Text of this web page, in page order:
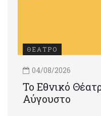
ΘΕΑΤΡΟ
04/08/2026
Το Εθνικό
Αύγουστο